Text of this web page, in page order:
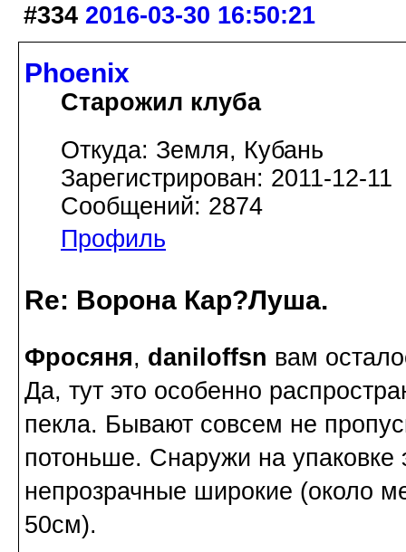
#334 2016-03-30 16:50:21
Phoenix
Старожил клуба
Откуда: Земля, Кубань
Зарегистрирован: 2011-12-11
Сообщений: 2874
Профиль
Re: Ворона Кар?Луша.
Фросяня, daniloffsn вам
Да, тут это особенно
пекла. Бывают совсем не
потоньше. Снаружи на
непрозрачные широкие (около
50см).